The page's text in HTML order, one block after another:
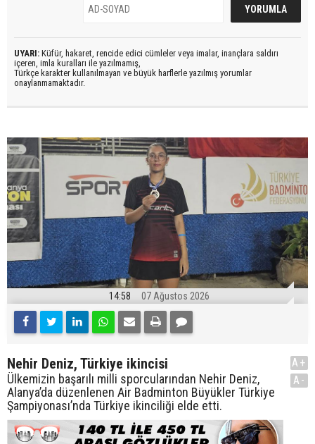
UYARI: Küfür, hakaret, rencide edici cümleler veya imalar, inançlara saldırı
içeren, imla kuralları ile yazılmamış,
Türkçe karakter kullanılmayan ve büyük harflerle yazılmış yorumlar
onaylanmamaktadır.
14:58 07 Ağustos 2026
Nehir Deniz, Türkiye ikincisi
Ülkemizin başarılı milli sporcularından Nehir Deniz,
Alanya’da düzenlenen Air Badminton Büyükler Türkiye
Şampiyonası’nda Türkiye ikinciliği elde etti.
A+
A-